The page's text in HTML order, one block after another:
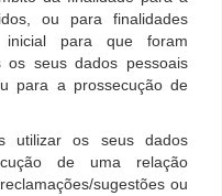
ou para finalidades
inicial para que foram
os seus dados pessoais
para a prossecução de
utilizar os seus dados
de uma relação
sugestões ou